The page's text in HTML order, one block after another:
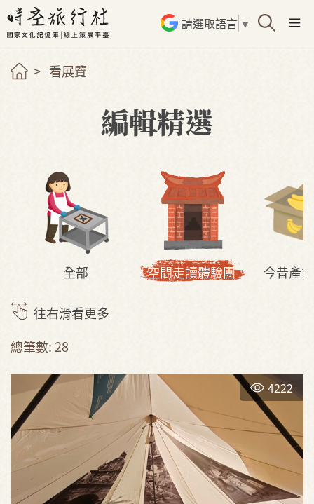
請選取語言 ▼
看展覽
編輯精選
全部 空間走讀體驗團 今昔產
往右滑看更多
總筆數: 28
4222